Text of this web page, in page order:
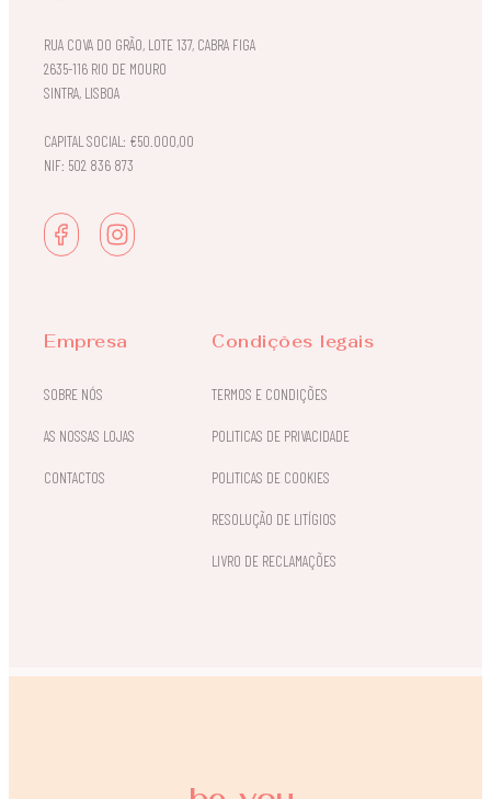
RUA COVA DO GRÃO, LOTE 137, CABRA FIGA
2635-116 RIO DE MOURO
SINTRA, LISBOA
CAPITAL SOCIAL: €50.000,00
NIF: 502 836 873
Empresa
SOBRE NÓS
AS NOSSAS LOJAS
CONTACTOS
Condições legais
TERMOS E CONDIÇÕES
POLITICAS DE PRIVACIDADE
POLITICAS DE COOKIES
RESOLUÇÃO DE LITÍGIOS
LIVRO DE RECLAMAÇÕES